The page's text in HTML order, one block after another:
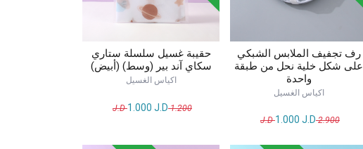
رف تجفيف الملابس الشبكي
على شكل خلية نحل من طبقة
واحدة
اكياس الغسيل
2.900
J.D
1.000 J.D
حقيبة غسيل سلسلة ستاري
سكاي آند بير (وسط) (أبيض)
اكياس الغسيل
1.200
J.D
1.000 J.D